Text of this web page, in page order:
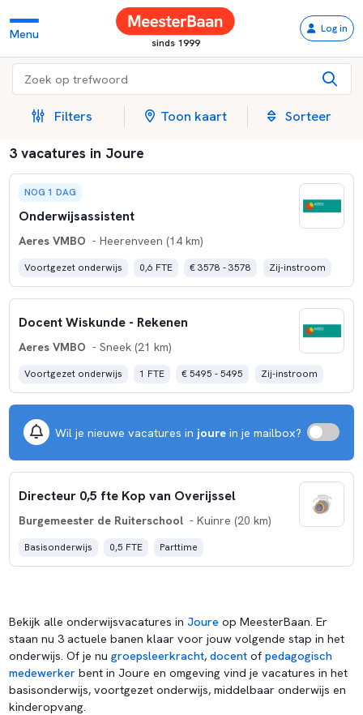
Menu
sinds 1999
Log in
Filters Toon kaart Sorteer
3 vacatures in Joure
NOG 1 DAG
Onderwijsassistent
Aeres VMBO - Heerenveen (14 km)
Voortgezet onderwijs 0,6 FTE € 3578 - 3578 Zij-instroom
Docent Wiskunde - Rekenen
Aeres VMBO - Sneek (21 km)
Voortgezet onderwijs 1 FTE € 5495 - 5495 Zij-instroom
Wil je nieuwe vacatures in joure in je mailbox?
Directeur 0,5 fte Kop van Overijssel
Burgemeester de Ruiterschool - Kuinre (20 km)
Basisonderwijs 0,5 FTE Parttime
Bekijk alle onderwijsvacatures in Joure op MeesterBaan. Er
staan nu 3 actuele banen klaar voor jouw volgende stap in het
onderwijs. Of je nu groepsleerkracht, docentof pedagogisch
medewerkerbent in Joure en omgeving vind je vacatures in het
basisonderwijs, voortgezet onderwijs, middelbaar onderwijs en
kinderopvang.